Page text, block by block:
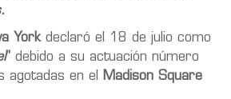
Yorkdeclaró el 18 de julio como
" debido a su actuación número
agotadas en el
Madison Square